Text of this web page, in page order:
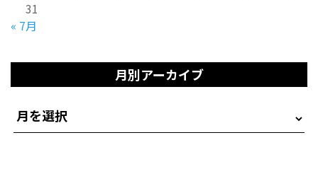
« 7月
31
月別アーカイブ